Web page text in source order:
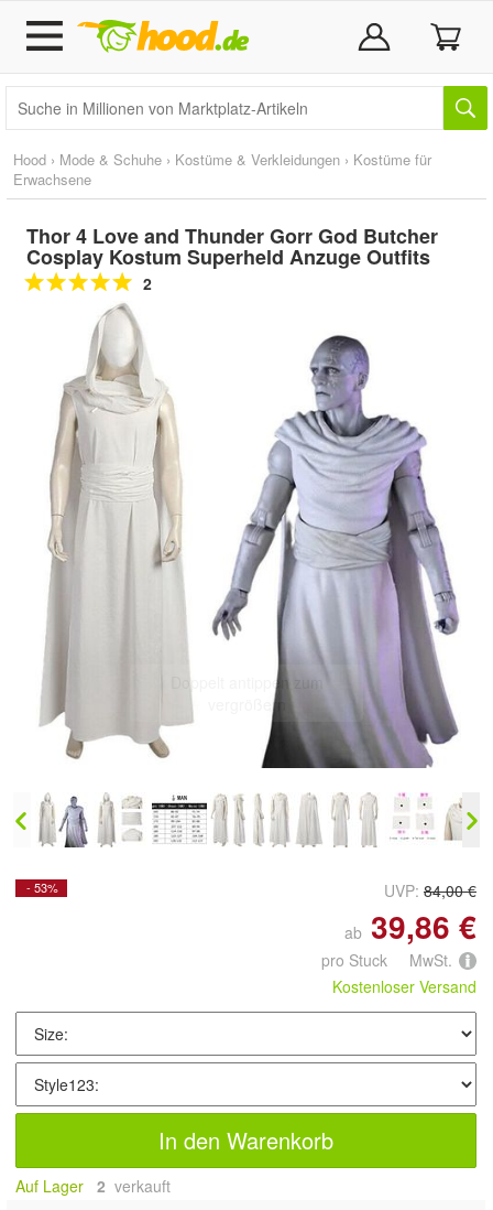
Hood › Mode & Schuhe › Kostüme & Verkleidungen › Kostüme für
Erwachsene
Thor 4 Love and Thunder Gorr God Butcher
Cosplay Kostum Superheld Anzuge Outfits
2
Doppelt antippen zum
vergrößern
- 53% UVP: 84,00 €
ab 39,86 €
pro Stuck MwSt.
Kostenloser Versand
In den Warenkorb
Auf Lager 2 verkauft